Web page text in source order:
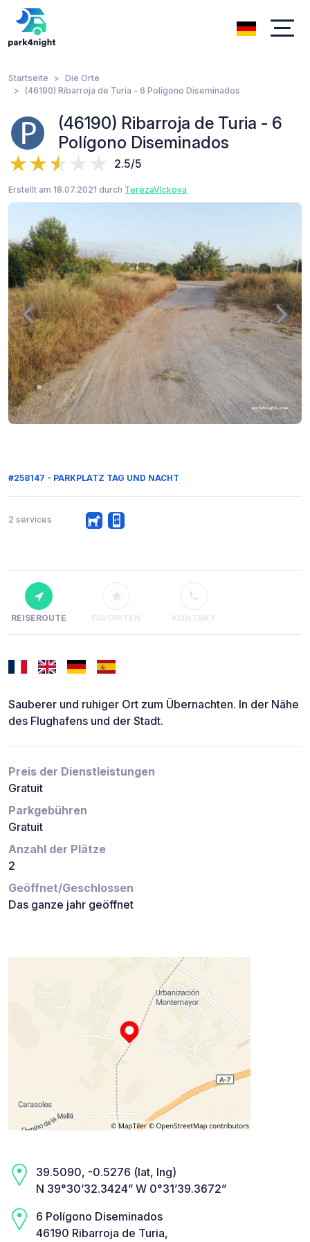
Startseite
Die Orte
(46190) Ribarroja de Turia - 6 Polígono Diseminados
(46190) Ribarroja de Turia - 6
Polígono Diseminados
2.5/5
Erstellt am 18.07.2021 durch TerezaVlckova
#258147 - PARKPLATZ TAG UND NACHT
2 services
REISEROUTE FAVORITEN KONTAKT
Sauberer und ruhiger Ort zum Übernachten. In der Nähe
des Flughafens und der Stadt.
Preis der Dienstleistungen
Gratuit
Parkgebühren
Gratuit
Anzahl der Plätze
2
Geöffnet/Geschlossen
Das ganze jahr geöffnet
39.5090, -0.5276 (lat, lng)
N 39°30’32.3424” W 0°31’39.3672”
6 Polígono Diseminados
46190 Ribarroja de Turia,